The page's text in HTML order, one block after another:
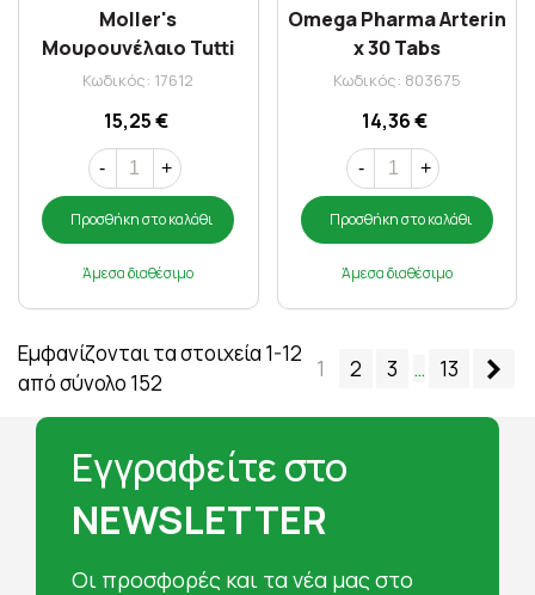
Moller's
Μουρουνέλαιο Tutti
Frutti 250 ml
Κωδικός: 17612
15,25 €
- +
Προσθήκη στο καλάθι
Άμεσα διαθέσιμο
Omega Pharma Arterin
x 30 Tabs
Κωδικός: 803675
14,36 €
- +
Προσθήκη στο καλάθι
Άμεσα διαθέσιμο
Εμφανίζονται τα στοιχεία 1-12
από σύνολο 152
1 2 3 … 13
Εγγραφείτε στο
NEWSLETTER
Oι προσφορές και τα νέα μας στο